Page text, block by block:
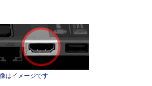
はイメージです